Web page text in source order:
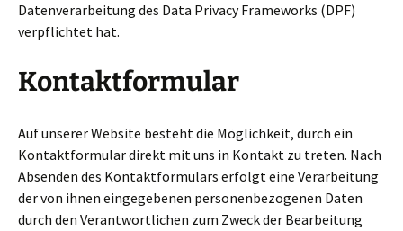
Datenverarbeitung des Data Privacy Frameworks (DPF)
verpflichtet hat.
Kontaktformular
Auf unserer Website besteht die Möglichkeit, durch ein
Kontaktformular direkt mit uns in Kontakt zu treten. Nach
Absenden des Kontaktformulars erfolgt eine Verarbeitung
der von ihnen eingegebenen personenbezogenen Daten
durch den Verantwortlichen zum Zweck der Bearbeitung